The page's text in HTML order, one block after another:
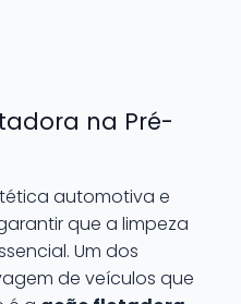
na Pré-
automotiva e
que a limpeza
Um dos
de veículos que